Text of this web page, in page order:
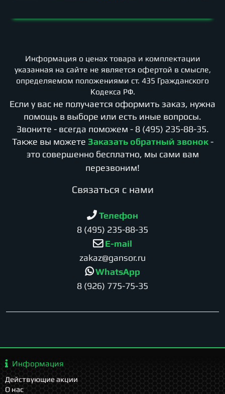
Информация о ценах товара и комплектации
указанная на сайте не является офертой в смысле,
определяемом положениями ст. 435 Гражданского
Кодекса РФ.
Если у вас не получается оформить заказ, нужна
помощь в выборе или есть иные вопросы.
Звоните - всегда поможем - 8 (495) 235-88-35.
Также вы можете Заказать обратный звонок -
это совершенно бесплатно, мы сами вам
перезвоним!
Cвязаться с нами
Телефон
8 (495) 235-88-35
E-mail
zakaz@gansor.ru
WhatsApp
8 (926) 775-75-35
Информация
Действующие акции
О нас